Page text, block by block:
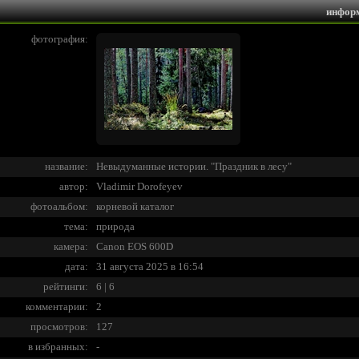
фотография:
название:
Невыдуманные истории. "Праздник в лесу"
автор:
Vladimir Dorofeyev
фотоальбом:
корневой каталог
тема:
природа
камера:
Canon EOS 600D
дата:
31 августа 2025 в 16:54
рейтинги:
6 | 6
комментарии:
2
просмотров:
127
в избранных:
-